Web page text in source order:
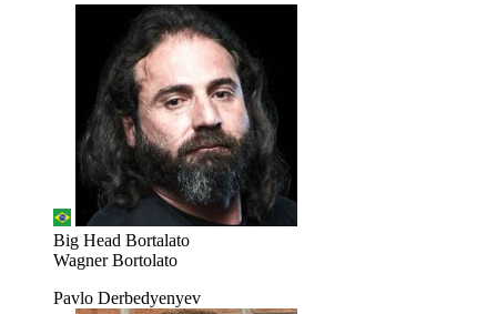
Big Head Bortalato
Wagner Bortolato
Pavlo Derbedyenyev